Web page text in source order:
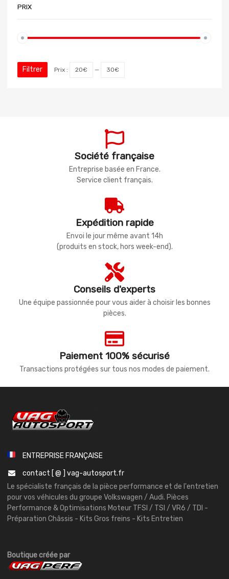
PRIX
Filtrer Prix : 20€ — 30€
Société française
Entreprise basée en France.
Service client français.
Expédition rapide
Envoi le jour même avant 14h
(produits en stock, hors week-end).
Conseils d'experts
Une équipe passionnée pour vous aider à choisir les bonnes
pièces.
Paiement 100% sécurisé
Transactions protégées sur tous nos modes de paiement.
ENTREPRISE FRANÇAISE
contact [ @ ] vag-autosport.fr
Le spécialiste français de la pièce performance et de l'entretien
pour vos véhicules du groupe Volkswagen / Audi. Pièces
Performance & Optimisations Moteur TFSI / TSI / VR6 / TDI -
Préparation Châssis - Kits Gros freins - Kits Entretien
Boutique créée par